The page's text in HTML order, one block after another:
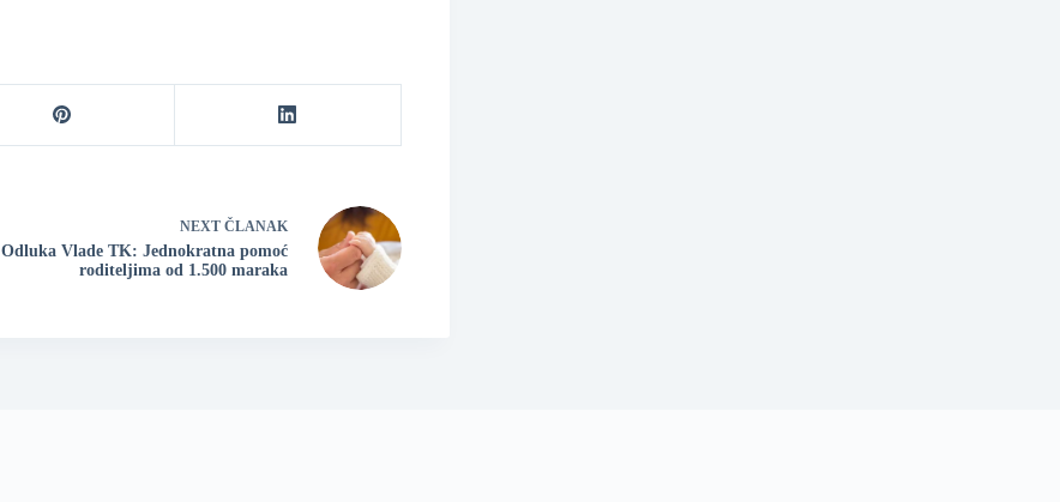
NEXT ČLANAK
Odluka Vlade TK: Jednokratna pomoć
roditeljima od 1.500 maraka